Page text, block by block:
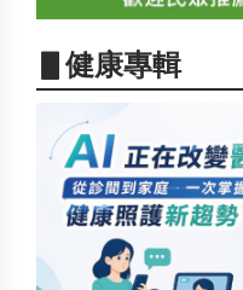
▋健康專輯